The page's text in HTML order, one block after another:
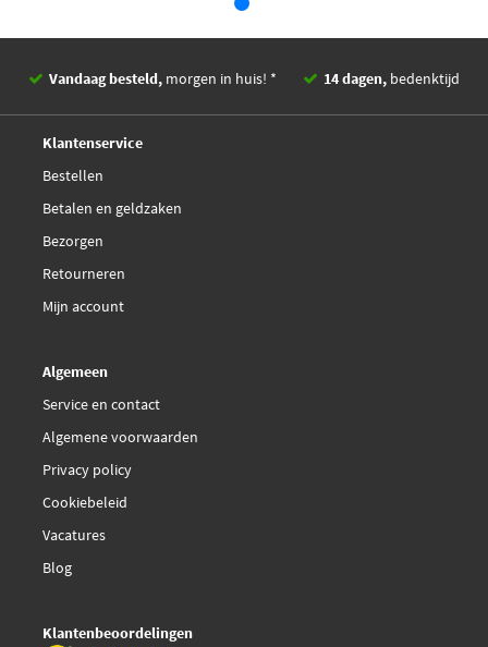
Vandaag besteld, morgen in huis! * 14 dagen, bedenktijd
Klantenservice
Bestellen
Betalen en geldzaken
Bezorgen
Retourneren
Mijn account
Algemeen
Service en contact
Algemene voorwaarden
Privacy policy
Cookiebeleid
Vacatures
Blog
Klantenbeoordelingen